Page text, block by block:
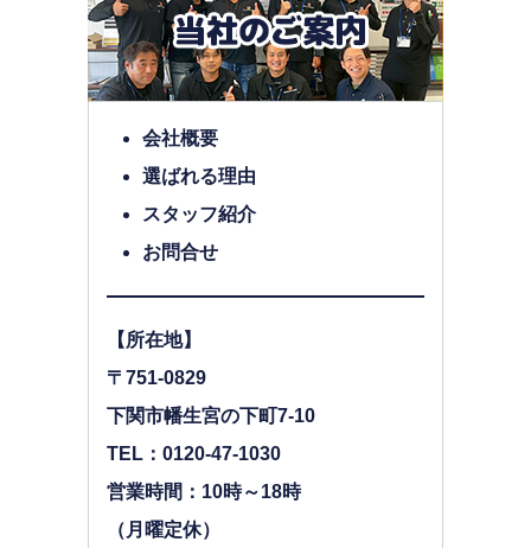
会社概要
選ばれる理由
スタッフ紹介
お問合せ
【所在地】
〒751-0829
下関市幡生宮の下町7-10
TEL：0120-47-1030
営業時間：10時～18時
（月曜定休）